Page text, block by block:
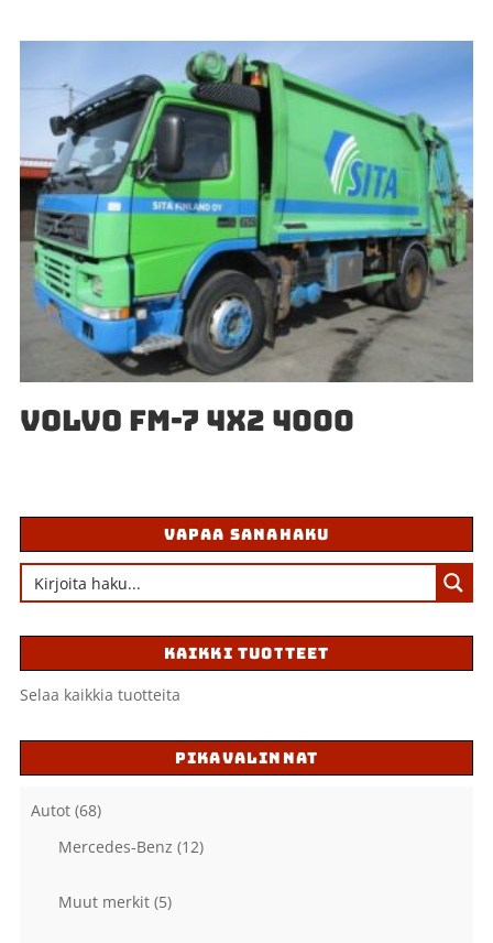
VOLVO FM-7 4X2 4000
VAPAA SANAHAKU
KAIKKI TUOTTEET
Selaa kaikkia tuotteita
PIKAVALINNAT
Autot (68)
Mercedes-Benz (12)
Muut merkit (5)